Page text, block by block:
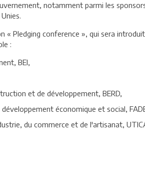
notamment parmi les
Pledging conference », qui sera
:
BEI,
et de développement, BERD,
économique et social,
du commerce et de l'artisanat,